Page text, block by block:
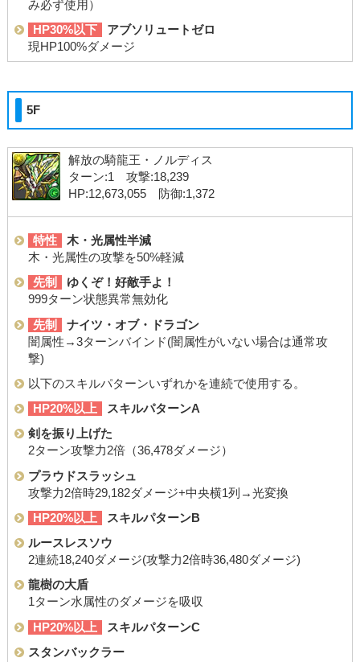
み必ず使用）
HP30%以下
アブソリュートゼロ
現HP100%ダメージ
5F
解放の騎龍王・ノルディス
ターン:1 攻撃:18,239
HP:12,673,055 防御:1,372
特性
木・光属性半減
木・光属性の攻撃を50%軽減
先制
ゆくぞ！好敵手よ！
999ターン状態異常無効化
先制
ナイツ・オブ・ドラゴン
闇属性→3ターンバインド(闇属性がいない場合は通常攻
撃)
以下のスキルパターンいずれかを連続で使用する。
HP20%以上
スキルパターンA
剣を振り上げた
2ターン攻撃力2倍（36,478ダメージ）
プラウドスラッシュ
攻撃力2倍時29,182ダメージ+中央横1列→光変換
HP20%以上
スキルパターンB
ルースレスソウ
2連続18,240ダメージ(攻撃力2倍時36,480ダメージ)
龍樹の大盾
1ターン水属性のダメージを吸収
HP20%以上
スキルパターンC
スタンバックラー